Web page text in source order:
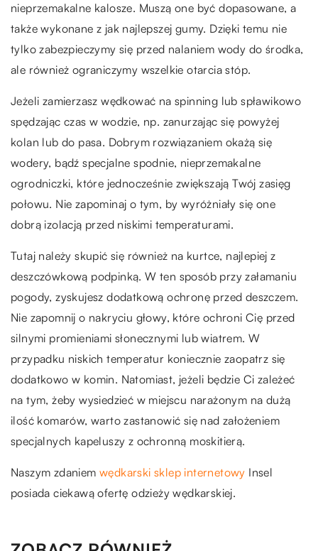
nieprzemakalne kalosze. Muszą one być dopasowane, a
także wykonane z jak najlepszej gumy. Dzięki temu nie
tylko zabezpieczymy się przed nalaniem wody do środka,
ale również ograniczymy wszelkie otarcia stóp.
Jeżeli zamierzasz wędkować na spinning lub spławikowo
spędzając czas w wodzie, np. zanurzając się powyżej
kolan lub do pasa. Dobrym rozwiązaniem okażą się
wodery, bądź specjalne spodnie, nieprzemakalne
ogrodniczki, które jednocześnie zwiększają Twój zasięg
połowu. Nie zapominaj o tym, by wyróżniały się one
dobrą izolacją przed niskimi temperaturami.
Tutaj należy skupić się również na kurtce, najlepiej z
deszczówkową podpinką. W ten sposób przy załamaniu
pogody, zyskujesz dodatkową ochronę przed deszczem.
Nie zapomnij o nakryciu głowy, które ochroni Cię przed
silnymi promieniami słonecznymi lub wiatrem. W
przypadku niskich temperatur koniecznie zaopatrz się
dodatkowo w komin. Natomiast, jeżeli będzie Ci zależeć
na tym, żeby wysiedzieć w miejscu narażonym na dużą
ilość komarów, warto zastanowić się nad założeniem
specjalnych kapeluszy z ochronną moskitierą.
Naszym zdaniemwędkarski sklep internetowy Insel
posiada ciekawą ofertę odzieży wędkarskiej.